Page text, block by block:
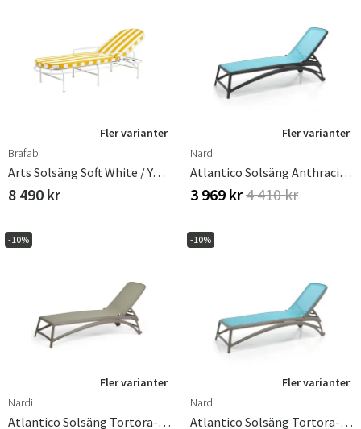
Fler varianter
Brafab
Arts Solsäng Soft White / Yellow Stripes
8 490 kr
Fler varianter
Nardi
Atlantico Solsäng Anthracit-Celeste
3 969 kr4 410 kr
-10%
Fler varianter
Nardi
Atlantico Solsäng Tortora-Agave
-10%
Fler varianter
Nardi
Atlantico Solsäng Tortora-Celeste